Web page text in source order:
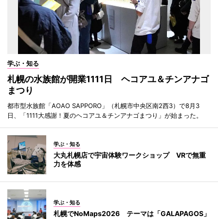
学ぶ・知る
札幌の水族館が開業1111日 ヘコアユ＆チンアナゴ
まつり
都市型水族館「AOAO SAPPORO」（札幌市中央区南2西3）で8月3
日、「1111大感謝！夏のヘコアユ＆チンアナゴまつり」が始まった。
学ぶ・知る
大丸札幌店で宇宙体験ワークショップ VRで無重
力を体感
学ぶ・知る
札幌でNoMaps2026 テーマは「GALAPAGOS」